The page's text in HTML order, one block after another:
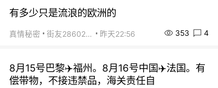
有多少只是流浪的欧洲的
真情秘密 街友28602925 昨天22:56 353 4
8月15号巴黎✈️福州。8月16号中国✈️法国。有
偿带物，不接违禁品，海关责任自